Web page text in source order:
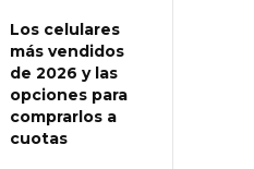
Los celulares
más vendidos
de 2026 y las
opciones para
comprarlos a
cuotas